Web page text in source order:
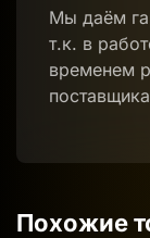
Мы даём
т.к. в
временем
Похожие